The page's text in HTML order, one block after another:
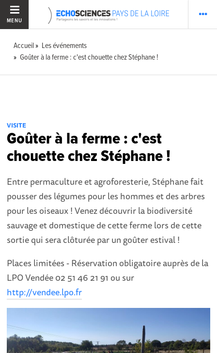
MENU
Accueil
Les événements
Goûter à la ferme : c'est chouette chez Stéphane !
VISITE
Goûter à la ferme : c'est
chouette chez Stéphane !
Entre permaculture et agroforesterie, Stéphane fait
pousser des légumes pour les hommes et des arbres
pour les oiseaux ! Venez découvrir la biodiversité
sauvage et domestique de cette ferme lors de cette
sortie qui sera clôturée par un goûter estival !
Places limitées - Réservation obligatoire auprès de la
LPO Vendée 02 51 46 21 91 ou sur
http://vendee.lpo.fr